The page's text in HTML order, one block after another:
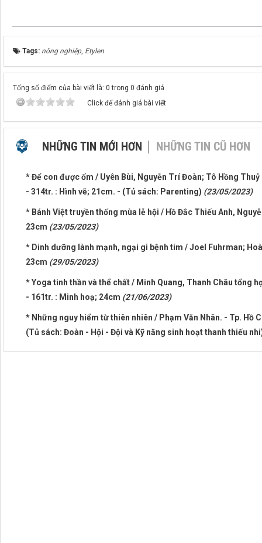
Tags: nông nghiệp, Etylen
Tổng số điểm của bài viết là: 0 trong 0 đánh giá
Click để đánh giá bài viết
NHỮNG TIN MỚI HƠN NHỮNG TIN CŨ HƠN
* Để con được ốm / Uyên Bùi, Nguyễn Trí Đoàn; Tô Hồng
- 314tr. : Hình vẽ; 21cm. - (Tủ sách: Parenting) (23/05/2023)
* Bánh Việt truyền thống mùa lễ hội / Hồ Đắc Thiếu Anh,
23cm (23/05/2023)
* Dinh dưỡng lành mạnh, ngại gì bệnh tim / Joel Fuhrman;
23cm (29/05/2023)
* Yoga tinh thần và thể chất / Minh Quang, Thanh Châu tổng
- 161tr. : Minh hoạ; 24cm (21/06/2023)
* Những nguy hiểm từ thiên nhiên / Phạm Văn Nhân. - Tp. Hồ
(Tủ sách: Đoàn - Hội - Đội và Kỹ năng sinh hoạt thanh thiếu